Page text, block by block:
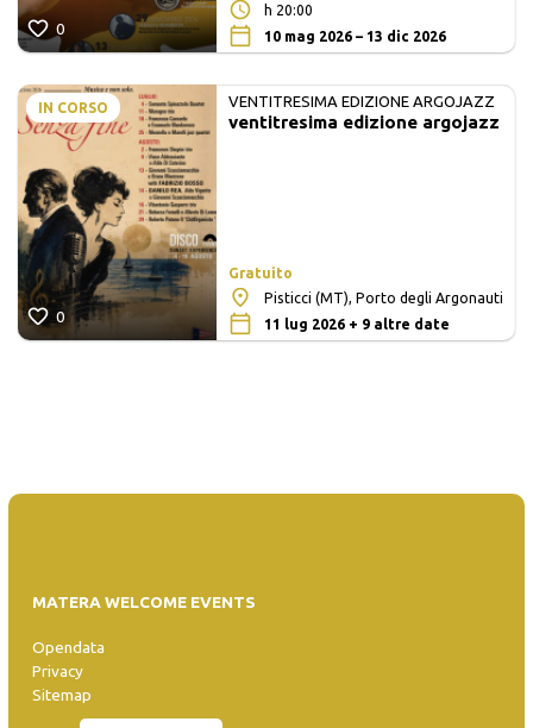
0
h 20:00
10 mag 2026 – 13 dic 2026
IN CORSO
0
VENTITRESIMA EDIZIONE ARGOJAZZ
ventitresima edizione argojazz
Gratuito
Pisticci (MT), Porto degli Argonauti
11 lug 2026 + 9 altre date
MATERA WELCOME EVENTS
Opendata
Privacy
Sitemap